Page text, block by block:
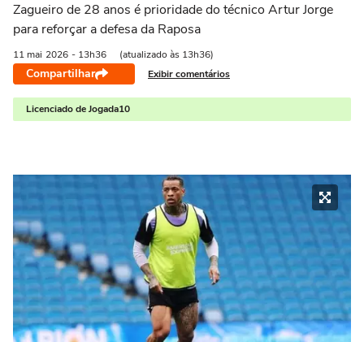
Zagueiro de 28 anos é prioridade do técnico Artur Jorge
para reforçar a defesa da Raposa
11 mai 2026 - 13h36 (atualizado às 13h36)
Compartilhar Exibir comentários
Licenciado de Jogada10